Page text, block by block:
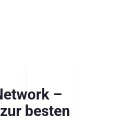
–
zur besten